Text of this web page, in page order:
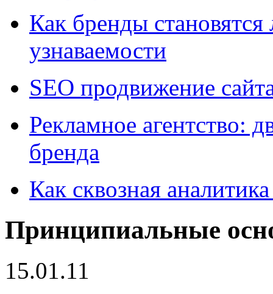
Как бренды
узнаваемости
SEO продвижение
Рекламное агентство:
бренда
Как сквозная
Принципиальные
15.01.11